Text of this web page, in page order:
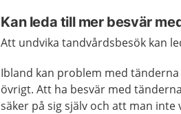
Kan leda till mer besvär
Att undvika tandvårdsbesök kan
Ibland kan problem med
övrigt. Att ha besvär med
säker på sig själv och att man